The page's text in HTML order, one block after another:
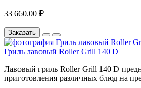
33 660.00 ₽
Заказать
Гриль лавовый Roller Grill 140 D
Лавовый гриль Roller Grill 140 D
приготовления различных блюд на